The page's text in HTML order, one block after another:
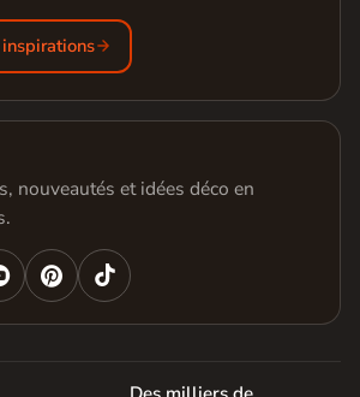
nouveautés et idées déco en
